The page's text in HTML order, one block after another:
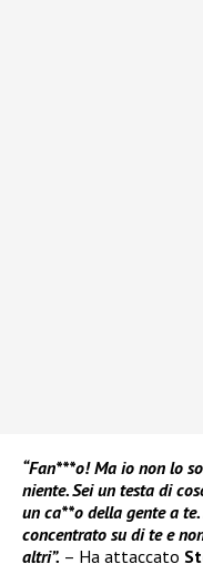
“Fan***o! Ma io non lo
niente. Sei un testa di
un ca**o della gente a
concentrato su di te e
altri”. – Ha attaccato